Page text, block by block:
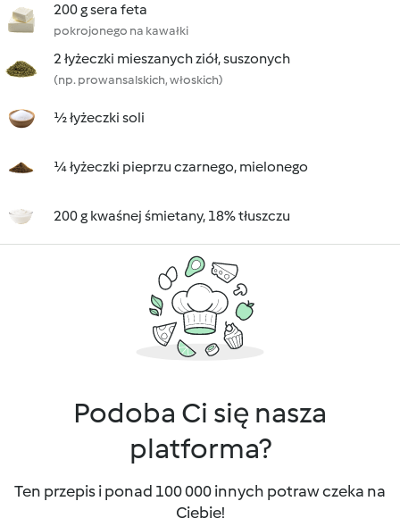
200 g sera feta
pokrojonego na kawałki
2 łyżeczki mieszanych ziół, suszonych
(np. prowansalskich, włoskich)
½ łyżeczki soli
¼ łyżeczki pieprzu czarnego, mielonego
200 g kwaśnej śmietany, 18% tłuszczu
Podoba Ci się nasza
platforma?
Ten przepis i ponad 100 000 innych potraw czeka na
Ciebie!